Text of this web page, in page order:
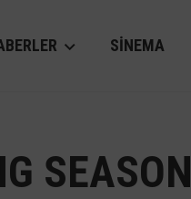
SINEMA
SEASON